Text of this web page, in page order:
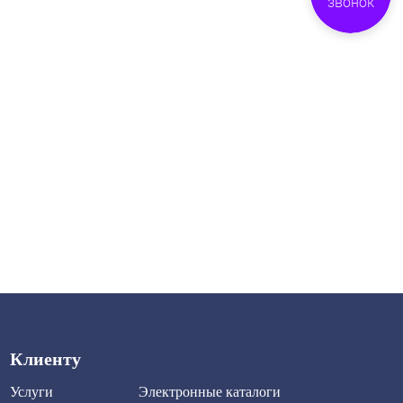
Клиенту
Услуги Электронные каталоги